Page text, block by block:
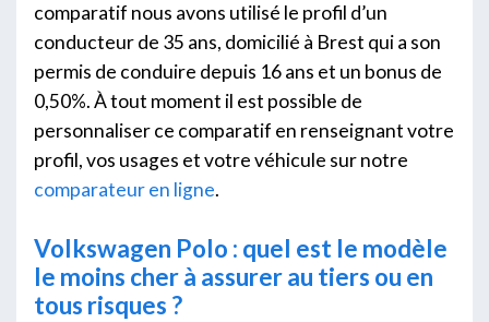
comparatif nous avons utilisé le profil d’un
conducteur de 35 ans, domicilié à Brest qui a son
permis de conduire depuis 16 ans et un bonus de
0,50%. À tout moment il est possible de
personnaliser ce comparatif en renseignant votre
profil, vos usages et votre véhicule sur notre
comparateur en ligne.
Volkswagen Polo : quel est le modèle
le moins cher à assurer au tiers ou en
tous risques ?